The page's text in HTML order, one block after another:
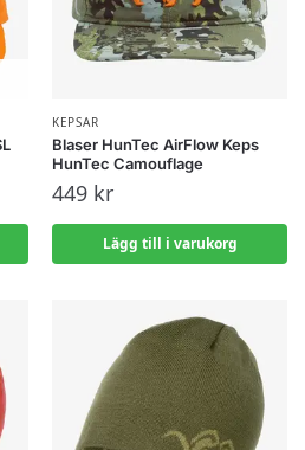
KEPSAR
Blaser HunTec AirFlow Keps
HunTec Camouflage
449 kr
Lägg till i varukorg